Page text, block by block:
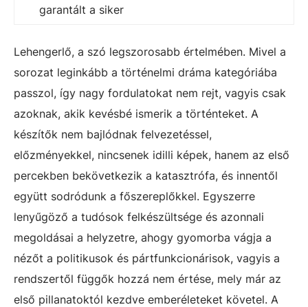
garantált a siker
Lehengerlő, a szó legszorosabb értelmében. Mivel a
sorozat leginkább a történelmi dráma kategóriába
passzol, így nagy fordulatokat nem rejt, vagyis csak
azoknak, akik kevésbé ismerik a történteket. A
készítők nem bajlódnak felvezetéssel,
előzményekkel, nincsenek idilli képek, hanem az első
percekben bekövetkezik a katasztrófa, és innentől
együtt sodródunk a főszereplőkkel. Egyszerre
lenyűgöző a tudósok felkészültsége és azonnali
megoldásai a helyzetre, ahogy gyomorba vágja a
nézőt a politikusok és pártfunkcionárisok, vagyis a
rendszertől függők hozzá nem értése, mely már az
első pillanatoktól kezdve emberéleteket követel. A